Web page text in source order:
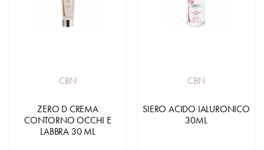
CBN
ZERO D CREMA
CONTORNO OCCHI E
LABBRA 30 ML
CBN
SIERO ACIDO IALURONICO
30ML